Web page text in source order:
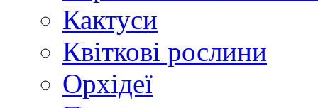
Кактуси
Квіткові рослини
Орхідеї